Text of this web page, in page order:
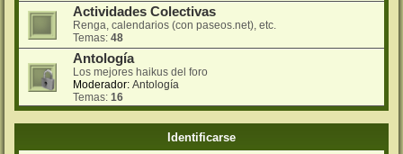
Actividades Colectivas
Renga, calendarios (con paseos.net), etc.
Temas: 48
Antología
Los mejores haikus del foro
Moderador: Antología
Temas: 16
Identificarse